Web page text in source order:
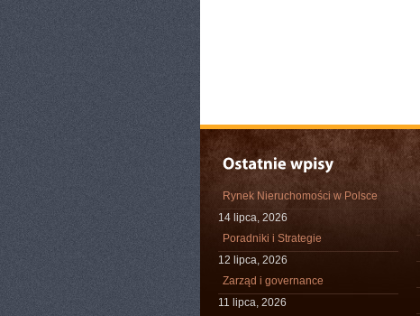
Rynek Nieruchomości w Polsce
14 lipca, 2026
Poradniki i Strategie
12 lipca, 2026
Zarząd i governance
11 lipca, 2026